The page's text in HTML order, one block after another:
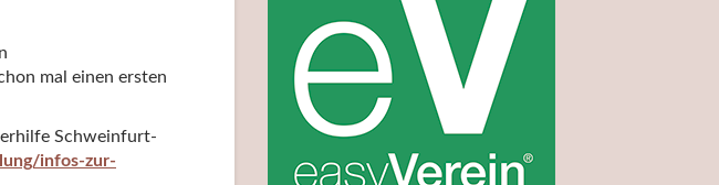
mal einen ersten
Schweinfurt-
infos-zur-